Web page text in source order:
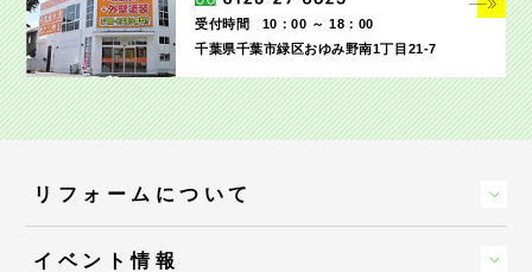
受付時間
10：00 ～ 18：00
千葉県千葉市緑区おゆみ野南1丁目21-7
リフォームについて
イベント情報